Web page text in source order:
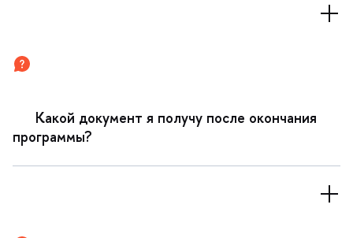
Какой документ я получу после окончания
программы?